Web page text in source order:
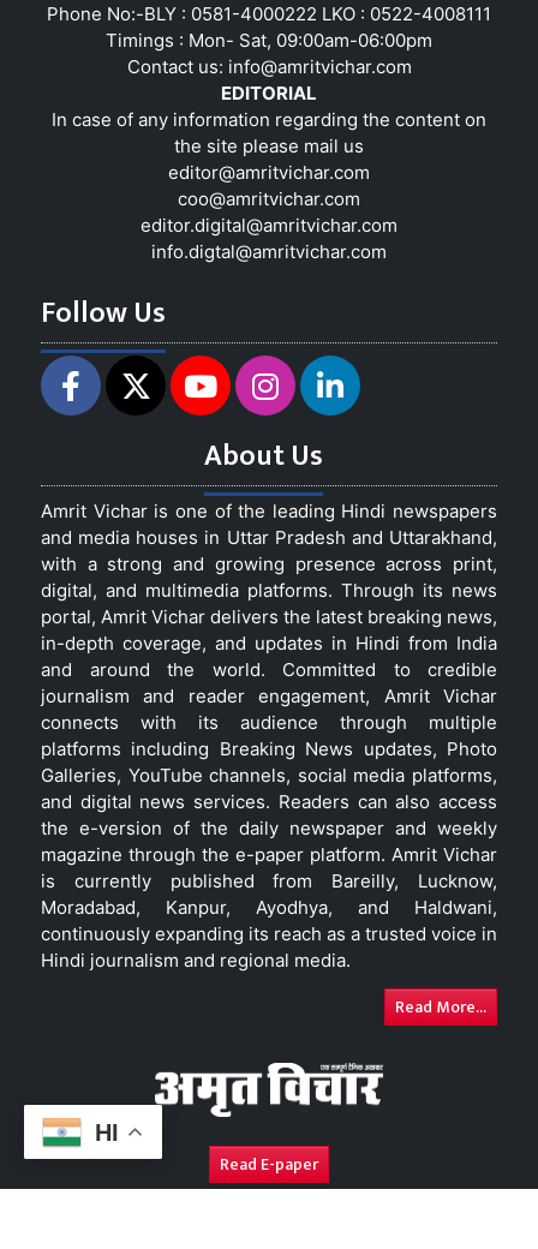
HI
Phone No:-BLY : 0581-4000222 LKO : 0522-4008111
Timings : Mon- Sat, 09:00am-06:00pm
Contact us: info@amritvichar.com
EDITORIAL
In case of any information regarding the content on
the site please mail us
editor@amritvichar.com
coo@amritvichar.com
editor.digital@amritvichar.com
info.digtal@amritvichar.com
Follow Us
About Us
Amrit Vichar is one of the leading Hindi newspapers
and media houses in Uttar Pradesh and Uttarakhand,
with a strong and growing presence across print,
digital, and multimedia platforms. Through its news
portal, Amrit Vichar delivers the latest breaking news,
in-depth coverage, and updates in Hindi from India
and around the world. Committed to credible
journalism and reader engagement, Amrit Vichar
connects with its audience through multiple
platforms including Breaking News updates, Photo
Galleries, YouTube channels, social media platforms,
and digital news services. Readers can also access
the e-version of the daily newspaper and weekly
magazine through the e-paper platform. Amrit Vichar
is currently published from Bareilly, Lucknow,
Moradabad, Kanpur, Ayodhya, and Haldwani,
continuously expanding its reach as a trusted voice in
Hindi journalism and regional media.
Read More...
Read E-paper